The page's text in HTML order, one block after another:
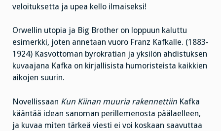
veloituksetta ja upea kello ilmaiseksi!
Orwellin utopia ja Big Brother on loppuun kaluttu
esimerkki, joten annetaan vuoro Franz Kafkalle. (1883-
1924) Kasvottoman byrokratian ja yksilön ahdistuksen
kuvaajana Kafka on kirjallisista humoristeista kaikkien
aikojen suurin.
Novellissaan Kun Kiinan muuria rakennettiin Kafka
kääntää idean sanoman perillemenosta päälaelleen,
ja kuvaa miten tärkeä viesti ei voi koskaan saavuttaa